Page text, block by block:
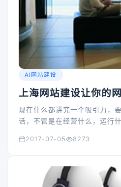
AI网站建设
上海网站建设让你的
现在什么都讲究一个吸引力，
话，不管是在经营什么，运行
2017-07-05
8273